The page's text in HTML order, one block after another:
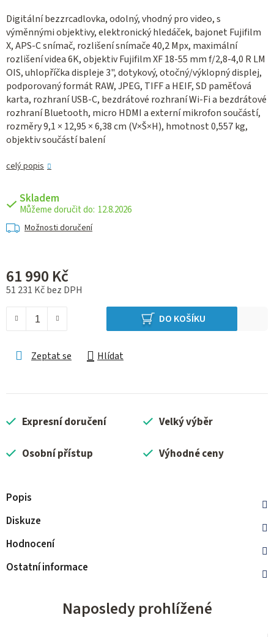
Digitální bezzrcadlovka, odolný, vhodný pro video, s
výměnnými objektivy, elektronický hledáček, bajonet Fujifilm
X, APS-C snímač, rozlišení snímače 40,2 Mpx, maximální
rozlišení videa 6K, objektiv Fujifilm XF 18-55 mm f/2,8-4,0 R LM
OIS, uhlopříčka displeje 3", dotykový, otočný/výklopný displej,
podporovaný formát RAW, JPEG, TIFF a HEIF, SD paměťová
karta, rozhraní USB-C, bezdrátové rozhraní Wi-Fi a bezdrátové
rozhraní Bluetooth, micro HDMI a externí mikrofon součástí,
rozměry 9,1 × 12,95 × 6,38 cm (V×Š×H), hmotnost 0,557 kg,
objektiv součástí balení
celý popis
Skladem
12.8.2026
Možnosti doručení
61 990 Kč
51 231 Kč bez DPH
DO KOŠÍKU
Zeptat se Hlídat
Expresní doručení Velký výběr
Osobní přístup Výhodné ceny
Popis
Diskuze
Hodnocení
Ostatní informace
Naposledy prohlížené